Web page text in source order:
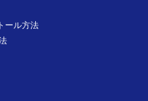
ール方法